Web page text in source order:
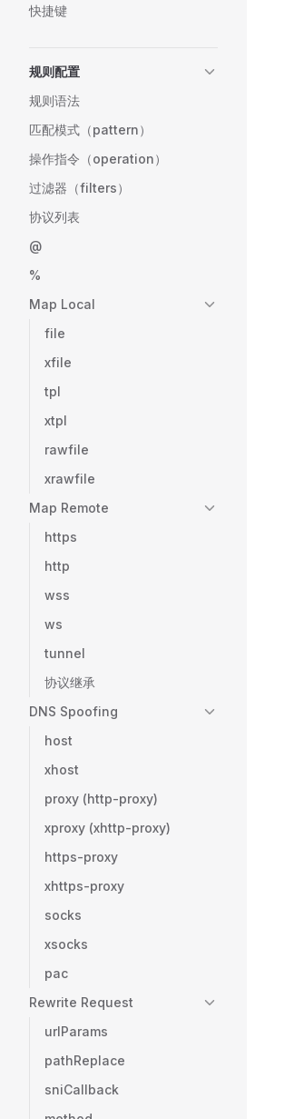
快捷键
规则配置
规则语法
匹配模式（pattern）
操作指令（operation）
过滤器（filters）
协议列表
@
%
Map Local
file
xfile
tpl
xtpl
rawfile
xrawfile
Map Remote
https
http
wss
ws
tunnel
协议继承
DNS Spoofing
host
xhost
proxy (http-proxy)
xproxy (xhttp-proxy)
https-proxy
xhttps-proxy
socks
xsocks
pac
Rewrite Request
urlParams
pathReplace
sniCallback